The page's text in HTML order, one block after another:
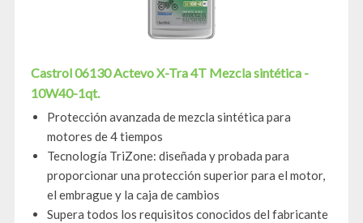
Castrol 06130 Actevo X-Tra 4T Mezcla sintética -
10W40-1qt.
Protección avanzada de mezcla sintética para
motores de 4 tiempos
Tecnología TriZone: diseñada y probada para
proporcionar una protección superior para el motor,
el embrague y la caja de cambios
Supera todos los requisitos conocidos del fabricante